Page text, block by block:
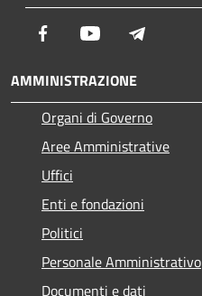
Facebook Youtube
AMMINISTRAZIONE
Organi di Governo
Aree Amministrative
Uffici
Enti e fondazioni
Politici
Personale Amministrativo
Documenti e dati